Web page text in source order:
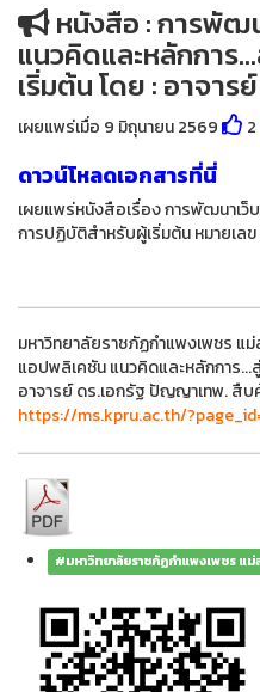
หนังสือ : การพัฒ
แนวคิดและหลักการ
เริ่มต้น โดย : อาจา
เผยแพร่เมื่อ 9 มิถุนายน 2569 2
ดาวน์โหลดเอกสารที่นี่
เผยแพร่หนังสือเรื่อง การพัฒนาเว็
การปฏิบัติสำหรับผู้เริ่มต้น หมาย
มหาวิทยาลัยราชภัฏกำแพงเพชร แ
แอปพลิเคชัน แนวคิดและหลักการ
อาจารย์ ดร.เอกรัฐ ปัญญาเทพ. สื
https://ms.kpru.ac.th/
#มหาวิทยาลัยราชภัฏกำแพงเพชร แม่